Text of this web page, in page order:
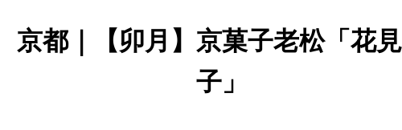
京都｜【卯月】京菓子老松「花
子」